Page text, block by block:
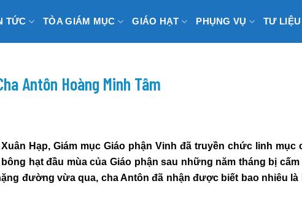
TỨC TÒA GIÁM MỤC GIÁO HẠT PHỤNG VỤ TƯ LIỆU
Antôn Hoàng Minh Tâm
Hạp, Giám mục Giáo phận Vinh đã truyền chức linh mục
hạt đầu mùa của Giáo phận sau những năm tháng bị
đường vừa qua, cha Antôn đã nhận được biết bao nhiêu là